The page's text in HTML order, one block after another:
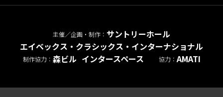
主催／企画・制作： サントリーホール
エイベックス・クラシックス・インターナショナル
制作協力： 森ビル インタースペース 協力： AMATI